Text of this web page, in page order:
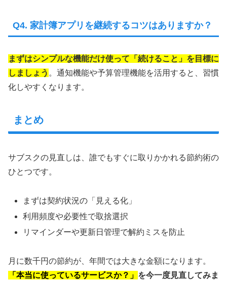
Q4. 家計簿アプリを継続するコツはありますか？
まずはシンプルな機能だけ使って「続けること」を目標に
しましょう 。通知機能や予算管理機能を活用すると、習慣
化しやすくなります。
まとめ
サブスクの見直しは、誰でもすぐに取りかかれる節約術の
ひとつです。
まずは契約状況の「見える化」
利用頻度や必要性で取捨選択
リマインダーや更新日管理で解約ミスを防止
月に数千円の節約が、年間では大きな金額になります。
「本当に使っているサービスか？」 を今一度見直してみま